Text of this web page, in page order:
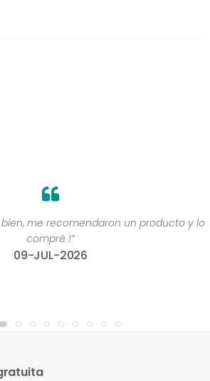
me recomendaron un producto y lo
compré !”
09-JUL-2026